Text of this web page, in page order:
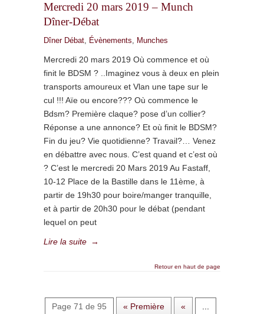
Mercredi 20 mars 2019 – Munch
Dîner-Débat
Dîner Débat, Évènements, Munches
Mercredi 20 mars 2019 Où commence et où
finit le BDSM ? ..Imaginez vous à deux en plein
transports amoureux et Vlan une tape sur le
cul !!! Aïe ou encore??? Où commence le
Bdsm? Première claque? pose d’un collier?
Réponse a une annonce? Et où finit le BDSM?
Fin du jeu? Vie quotidienne? Travail?… Venez
en débattre avec nous. C’est quand et c’est où
? C’est le mercredi 20 Mars 2019 Au Fastaff,
10-12 Place de la Bastille dans le 11ème, à
partir de 19h30 pour boire/manger tranquille,
et à partir de 20h30 pour le débat (pendant
lequel on peut
Lire la suite →
Retour en haut de page
Page 71 de 95 « Première «